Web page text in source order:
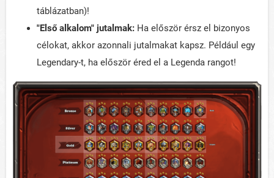
táblázatban)!
"Első alkalom" jutalmak: Ha először érsz el bizonyos
célokat, akkor azonnali jutalmakat kapsz. Például egy
Legendary-t, ha először éred el a Legenda rangot!